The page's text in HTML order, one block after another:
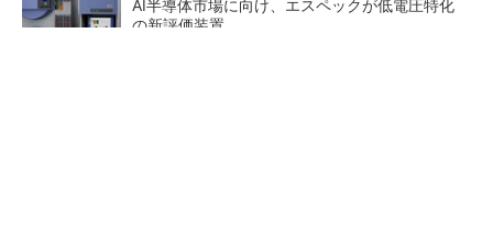
AI半導体市場に向け、エスペックが低電圧特化
の新評価装置